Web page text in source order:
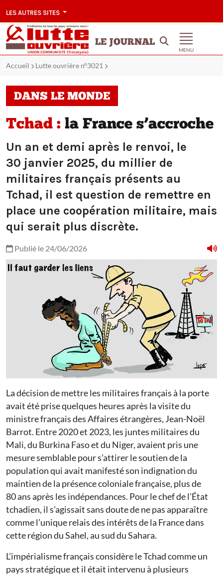
LES AUTRES SITES
LE JOURNAL
MENU
Accueil Lutte ouvrière n°3021
DANS LE MONDE
Tchad : la France s’accroche
Un an et demi après le renvoi, le
30 janvier 2025, du millier de
militaires français présents au
Tchad, il est question de remettre en
place une coopération militaire, mais
qui serait plus discrète.
Publié le 24/06/2026
La décision de mettre les militaires français à la porte
avait été prise quelques heures après la visite du
ministre français des Affaires étrangères, Jean-Noël
Barrot. Entre 2020 et 2023, les juntes militaires du
Mali, du Burkina Faso et du Niger, avaient pris une
mesure semblable pour s’attirer le soutien de la
population qui avait manifesté son indignation du
maintien de la présence coloniale française, plus de
80 ans après les indépendances. Pour le chef de l’État
tchadien, il s’agissait sans doute de ne pas apparaître
comme l’unique relais des intérêts de la France dans
cette région du Sahel, au sud du Sahara.
L’impérialisme français considère le Tchad comme un
pays stratégique et il était intervenu à plusieurs